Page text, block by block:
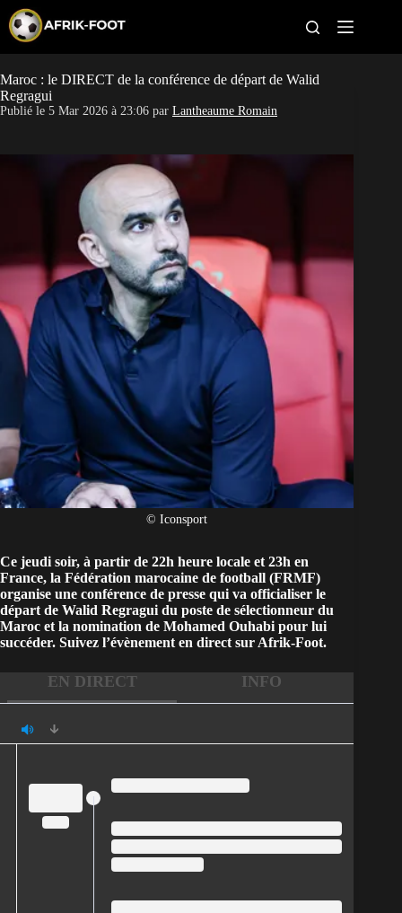
p
t
o
c
o
CAN féminine
Pays
Clubs
Classement
Paris sportifs
Maroc : le DIRECT de la conférence de départ de Walid
Regragui
Publié le 5 Mar 2026 à 23:06 par Lantheaume Romain
© Iconsport
Ce jeudi soir, à partir de 22h heure locale et 23h en
France, la Fédération marocaine de football (FRMF)
organise une conférence de presse qui va officialiser le
départ de Walid Regragui du poste de sélectionneur du
Maroc et la nomination de Mohamed Ouhabi pour lui
succéder. Suivez l’évènement en direct sur Afrik-Foot.
EN DIRECT INFO